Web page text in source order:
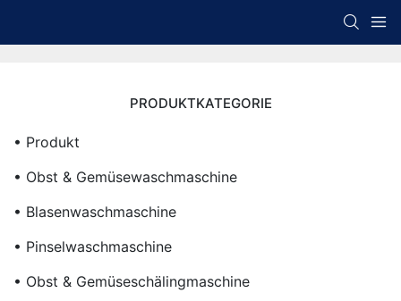
PRODUKTKATEGORIE
• Produkt
• Obst & Gemüsewaschmaschine
• Blasenwaschmaschine
• Pinselwaschmaschine
• Obst & Gemüseschälingmaschine